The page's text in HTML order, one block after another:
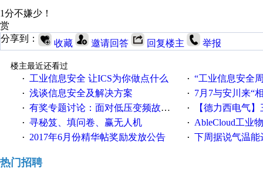
1分不嫌少！
赏
分享到：
收藏 邀请回答 回复楼主 举报
楼主最近还看过
·
工业信息安全 让ICS为你做点什么 · “工业信息安全周之我见”
· 浅谈信息安全及解决方案 · 7月7与安川来“
· 有奖专题讨论：面对低压变频故障，老手是这样解决的！ · 【德力西电气】三
· 寻秘笈、填问卷、赢无人机 · AbleCloud工业物联
· 2017年6月份精华帖奖励发放公告 · 下周据说气温能
热门招聘